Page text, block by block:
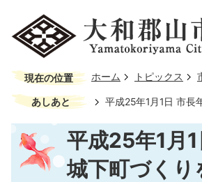
現在の位置 ホーム トピックス
あしあと 平成25年1月1日 市長
平成25年1月
城下町づくり